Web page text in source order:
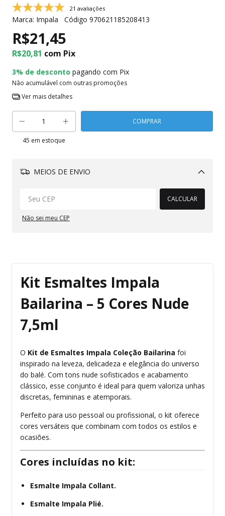
21 avaliações
Marca: Impala Código 970621185208413
R$21,45
R$20,81 com Pix
3% de desconto pagando com Pix
Não acumulável com outras promoções
Ver mais detalhes
45 em estoque
MEIOS DE ENVIO
Alterar CEP
CALCULAR
Não sei meu CEP
Kit Esmaltes Impala
Bailarina – 5 Cores Nude
7,5ml
O Kit de Esmaltes Impala Coleção Bailarina foi
inspirado na leveza, delicadeza e elegância do universo
do balé. Com tons nude sofisticados e acabamento
clássico, esse conjunto é ideal para quem valoriza unhas
discretas, femininas e atemporais.
Perfeito para uso pessoal ou profissional, o kit oferece
cores versáteis que combinam com todos os estilos e
ocasiões.
Cores incluídas no kit:
Esmalte Impala Collant.
Esmalte Impala Plié.